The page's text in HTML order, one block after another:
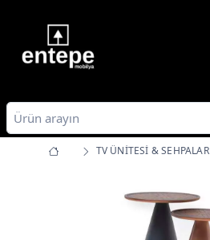
TV ÜNİTESİ & SEHPALAR